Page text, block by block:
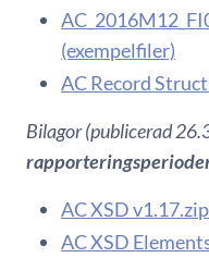
(exempelfiler)
AC Record
Bilagor (publicerad
AC XSD
AC XSD